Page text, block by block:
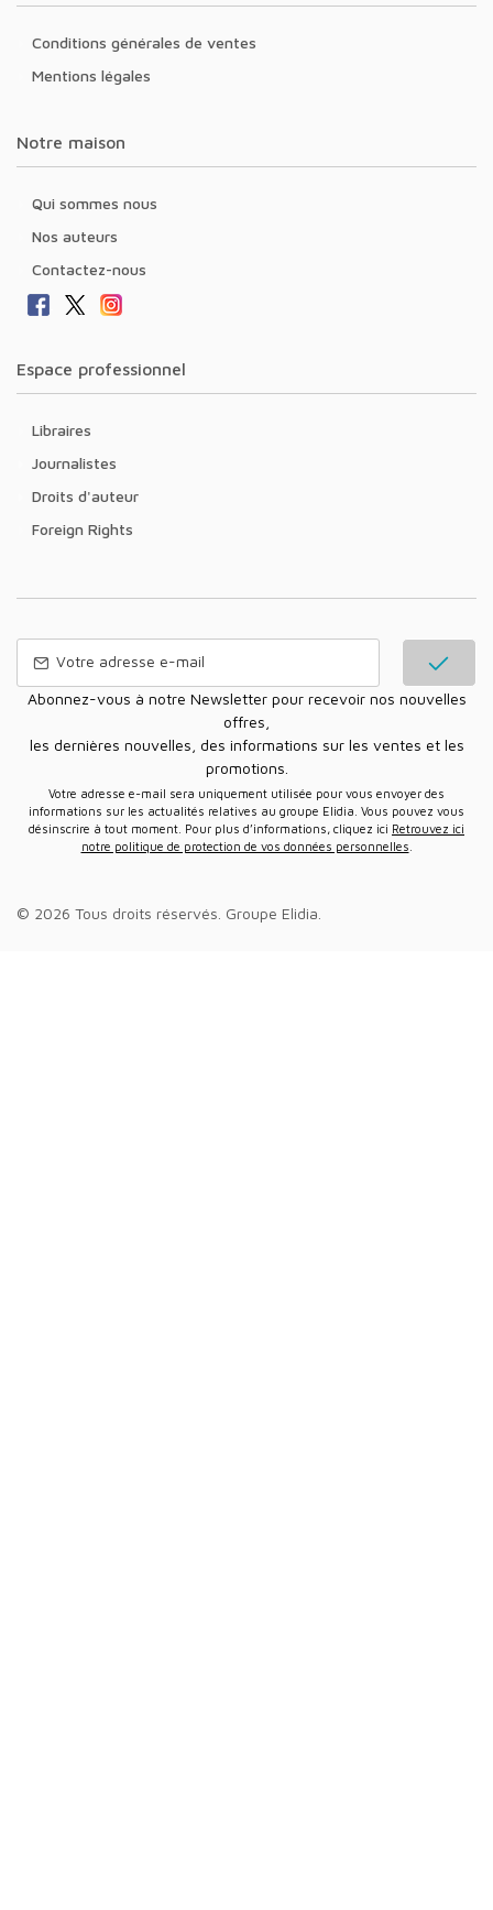
Conditions générales de ventes
Mentions légales
Notre maison
Qui sommes nous
Nos auteurs
Contactez-nous
Espace professionnel
Libraires
Journalistes
Droits d'auteur
Foreign Rights
Abonnez-vous à notre Newsletter pour recevoir nos nouvelles
offres,
les dernières nouvelles, des informations sur les ventes et les
promotions.
Votre adresse e-mail sera uniquement utilisée pour vous envoyer des
informations sur les actualités relatives au groupe Elidia. Vous pouvez vous
désinscrire à tout moment. Pour plus d’informations, cliquez ici Retrouvez ici
notre politique de protection de vos données personnelles
© 2026 Tous droits réservés. Groupe Elidia